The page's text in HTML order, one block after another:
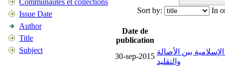
Communautés et collections
Issue Date
Author
Title
Subject
Sort by:
In
Date de
publication
30-sep-2015
بين الأصالة
والتقليد